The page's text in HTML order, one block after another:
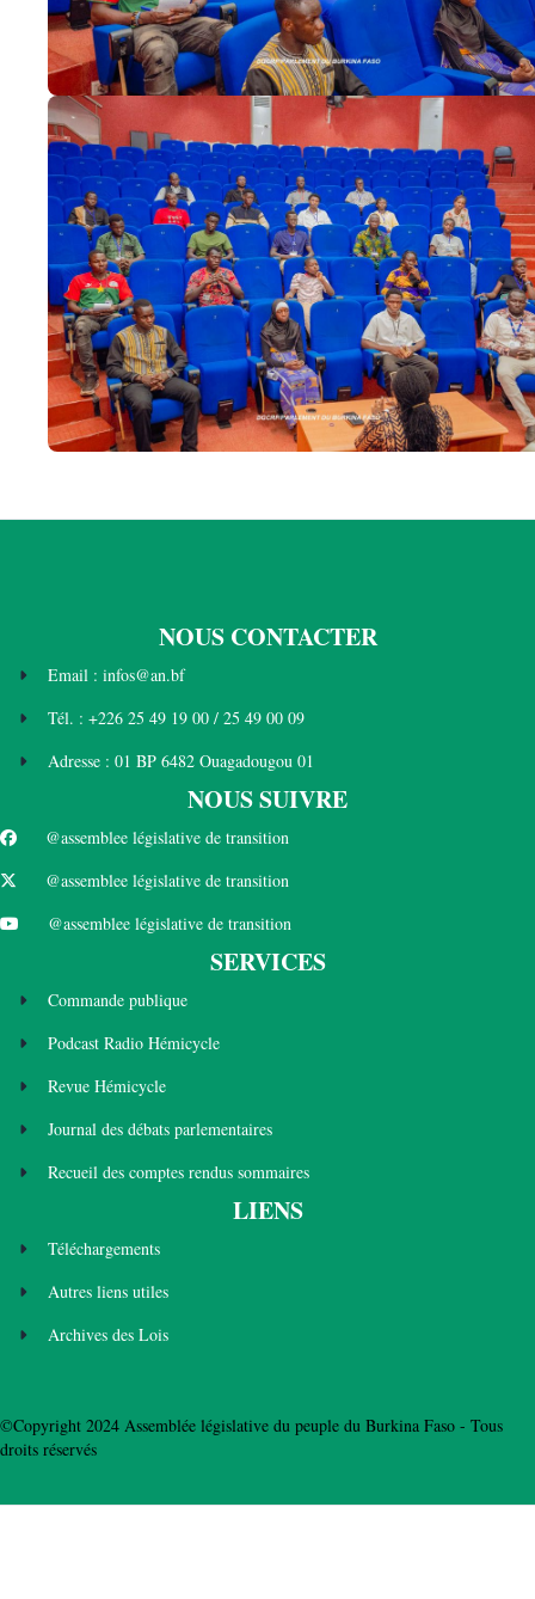
NOUS CONTACTER
Email : infos@an.bf
Tél. : +226 25 49 19 00 / 25 49 00 09
Adresse : 01 BP 6482 Ouagadougou 01
NOUS SUIVRE
@assemblee législative de transition
@assemblee législative de transition
@assemblee législative de transition
SERVICES
Commande publique
Podcast Radio Hémicycle
Revue Hémicycle
Journal des débats parlementaires
Recueil des comptes rendus sommaires
LIENS
Téléchargements
Autres liens utiles
Archives des Lois
©Copyright 2024 Assemblée législative du peuple du Burkina Faso - Tous
droits réservés